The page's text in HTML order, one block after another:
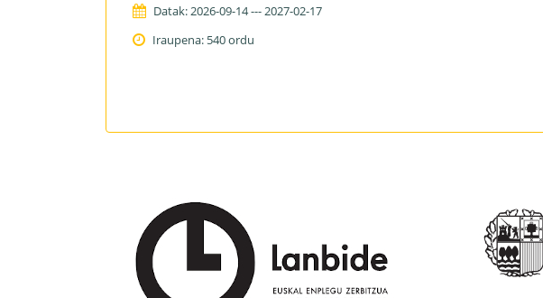
Datak: 2026-09-14 --- 2027-02-17
Iraupena: 540 ordu